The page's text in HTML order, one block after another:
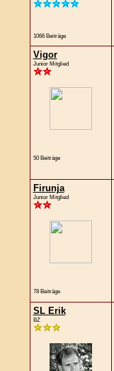
1066 Beiträge
Vigor
Junior Mitglied
50 Beiträge
Firunja
Junior Mitglied
78 Beiträge
SL Erik
BZ